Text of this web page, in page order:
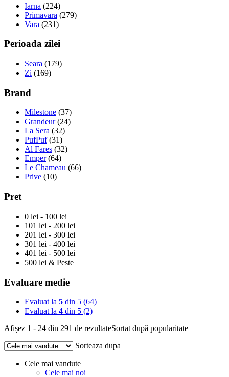
Iarna (224)
Primavara (279)
Vara (231)
Perioada zilei
Seara (179)
Zi (169)
Brand
Milestone (37)
Grandeur (24)
La Sera (32)
PufPuf (31)
Al Fares (32)
Emper (64)
Le Chameau (66)
Prive (10)
Pret
0 lei - 100 lei
101 lei - 200 lei
201 lei - 300 lei
301 lei - 400 lei
401 lei - 500 lei
500 lei & Peste
Evaluare medie
Evaluat la 5 din 5 (64)
Evaluat la 4 din 5 (2)
Afișez 1 - 24 din 291 de rezultateSortat după popularitate
Sorteaza dupa
Cele mai vandute
Cele mai noi